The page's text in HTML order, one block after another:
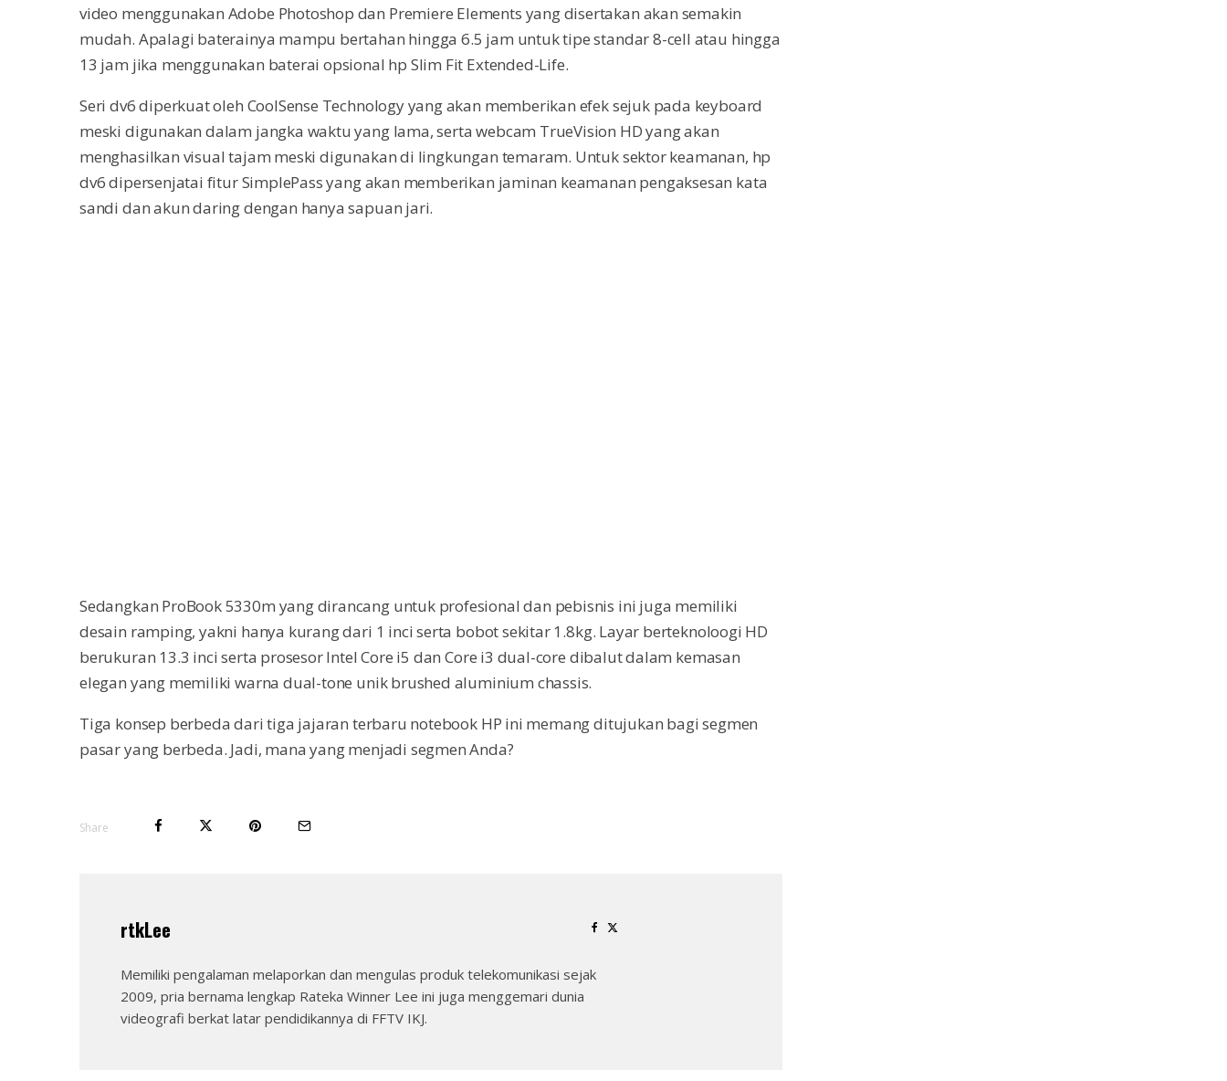
video menggunakan Adobe Photoshop dan Premiere Elements yang disertakan akan semakin
mudah. Apalagi baterainya mampu bertahan hingga 6.5 jam untuk tipe standar 8-cell atau hingga
13 jam jika menggunakan baterai opsional hp Slim Fit Extended-Life.
Seri dv6 diperkuat oleh CoolSense Technology yang akan memberikan efek sejuk pada keyboard
meski digunakan dalam jangka waktu yang lama, serta webcam TrueVision HD yang akan
menghasilkan visual tajam meski digunakan di lingkungan temaram. Untuk sektor keamanan, hp
dv6 dipersenjatai fitur SimplePass yang akan memberikan jaminan keamanan pengaksesan kata
sandi dan akun daring dengan hanya sapuan jari.
Sedangkan ProBook 5330m yang dirancang untuk profesional dan pebisnis ini juga memiliki
desain ramping, yakni hanya kurang dari 1 inci serta bobot sekitar 1.8kg. Layar berteknoloogi HD
berukuran 13.3 inci serta prosesor Intel Core i5 dan Core i3 dual-core dibalut dalam kemasan
elegan yang memiliki warna dual-tone unik brushed aluminium chassis.
Tiga konsep berbeda dari tiga jajaran terbaru notebook HP ini memang ditujukan bagi segmen
pasar yang berbeda. Jadi, mana yang menjadi segmen Anda?
Share
rtkLee
Memiliki pengalaman melaporkan dan mengulas produk telekomunikasi sejak
2009, pria bernama lengkap Rateka Winner Lee ini juga menggemari dunia
videografi berkat latar pendidikannya di FFTV IKJ.